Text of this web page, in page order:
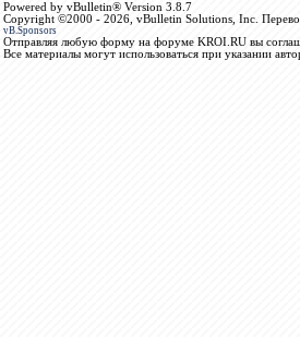
Powered by vBulletin® Version 3.8.7
Copyright ©2000 - 2026, vBulletin Solutions, Inc.
vB.Sponsors
Отправляя любую форму на форуме KROI.RU вы
Все материалы могут использоваться при указании